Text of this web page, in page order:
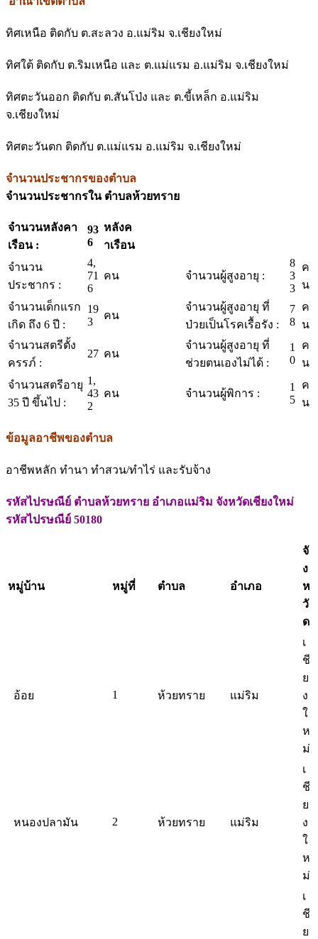
ทิศเหนือ ติดกับ ต.สะลวง อ.แม่ริม จ.เชียงใหม่
ทิศใต้ ติดกับ ต.ริมเหนือ และ ต.แม่แรม อ.แม่ริม จ.เชียงใหม่
ทิศตะวันออก ติดกับ ต.สันโป่ง และ ต.ขี้เหล็ก อ.แม่ริม
จ.เชียงใหม่
ทิศตะวันตก ติดกับ ต.แม่แรม อ.แม่ริม จ.เชียงใหม่
จำนวนประชากรของตำบล
จำนวนประชากรใน ตำบลห้วยทราย
จำนวนหลังคา
เรือน :
93
6
หลังค
าเรือน
จำนวน
ประชากร :
4,
71
6
คน จำนวนผู้สูงอายุ :
8
3
3
ค
น
จำนวนเด็กแรก
เกิด ถึง 6 ปี :
19
3
คน
จำนวนผู้สูงอายุ ที่
ป่วยเป็นโรคเรื้อรัง :
7
8
ค
น
จำนวนสตรีตั้ง
ครรภ์ :
27 คน
จำนวนผู้สูงอายุ ที่
ช่วยตนเองไม่ได้ :
1
0
ค
น
จำนวนสตรีอายุ
35 ปี ขึ้นไป :
1,
43
2
คน จำนวนผู้พิการ :
1
5
ค
น
ข้อมูลอาชีพของตำบล
อาชีพหลัก ทำนา ทำสวน/ทำไร่ และรับจ้าง
รหัสไปรษณีย์ ตำบลห้วยทราย อำเภอแม่ริม จังหวัดเชียงใหม่
รหัสไปรษณีย์ 50180
หมู่บ้าน หมู่ที่ ตำบล อำเภอ
จั
ง
ห
วั
ด
อ้อย 1 ห้วยทราย แม่ริม
เ
ชี
ย
ง
ใ
ห
ม่
หนองปลามัน 2 ห้วยทราย แม่ริม
เ
ชี
ย
ง
ใ
ห
ม่
เ
ชี
ย